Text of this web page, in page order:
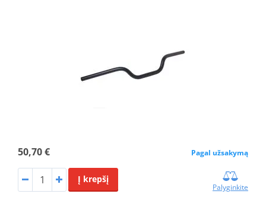
50,70 € Pagal užsakymą
Į krepšį
Palyginkite